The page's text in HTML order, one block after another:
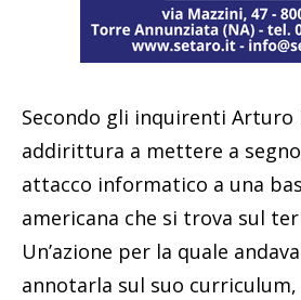
Secondo gli inquirenti Arturo
addirittura a mettere a
attacco informatico a una
americana che si trova sul
Un’azione per la quale
annotarla sul suo curriculum,